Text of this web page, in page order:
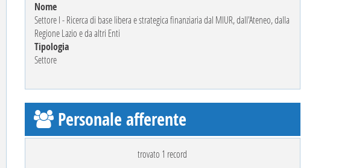
Nome
Settore I - Ricerca di base libera e strategica finanziaria dal MIUR, dall'Ateneo, dalla
Regione Lazio e da altri Enti
Tipologia
Settore
Personale afferente
trovato 1 record